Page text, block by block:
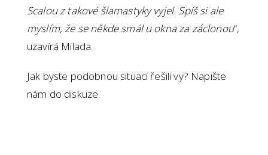
Scalou z takové šlamastyky vyjel. Spíš si ale
myslím, že se někde smál u okna za záclonou“,
uzavírá Milada.
Jak byste podobnou situaci řešili vy? Napište
nám do diskuze.